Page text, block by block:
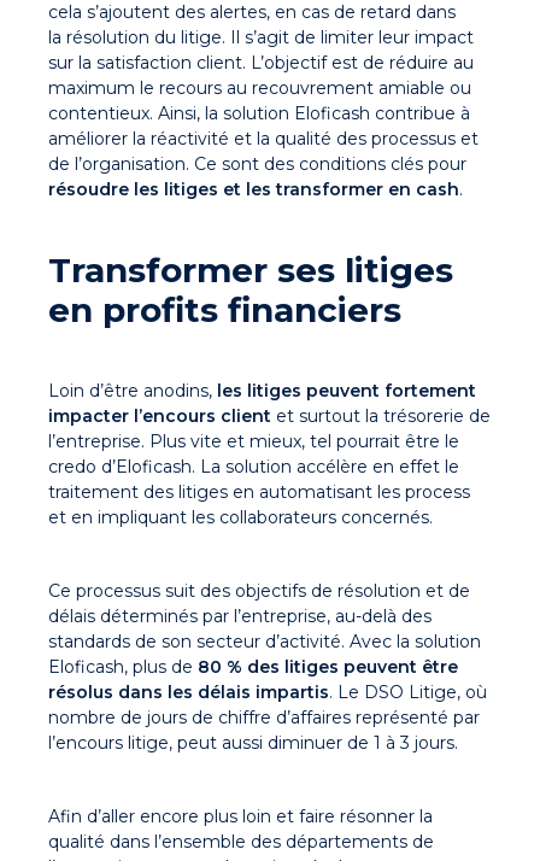
cela s’ajoutent des alertes, en cas de retard dans
la résolution du litige. Il s’agit de limiter leur impact
sur la satisfaction client. L’objectif est de réduire au
maximum le recours au recouvrement amiable ou
contentieux. Ainsi, la solution Eloficash contribue à
améliorer la réactivité et la qualité des processus et
de l’organisation. Ce sont des conditions clés pour
résoudre les litiges et les transformer en cash.
Transformer ses litiges
en profits financiers
Loin d’être anodins, les litiges peuvent fortement
impacter l’encours client et surtout la trésorerie de
l’entreprise. Plus vite et mieux, tel pourrait être le
credo d’Eloficash. La solution accélère en effet le
traitement des litiges en automatisant les process
et en impliquant les collaborateurs concernés.
Ce processus suit des objectifs de résolution et de
délais déterminés par l’entreprise, au-delà des
standards de son secteur d’activité. Avec la solution
Eloficash, plus de 80 % des litiges peuvent être
résolus dans les délais impartis. Le DSO Litige, où
nombre de jours de chiffre d’affaires représenté par
l’encours litige, peut aussi diminuer de 1 à 3 jours.
Afin d’aller encore plus loin et faire résonner la
qualité dans l’ensemble des départements de